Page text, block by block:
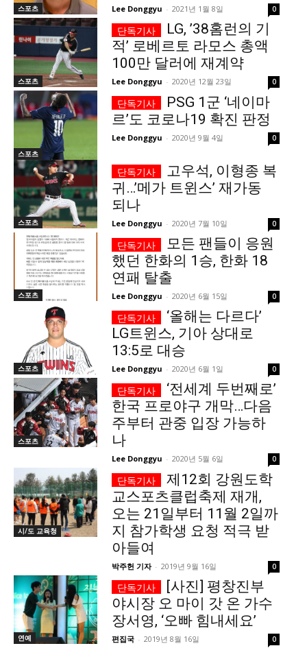
당신이 어느 지점에 서 있든, 수완뉴스는 곁에 있습니다
스포츠 Lee Donggyu - 2021년 1월 8일 0
스포츠
LG, ’38홈런의 기
적’ 로베르토 라모스 총액
100만 달러에 재계약
Lee Donggyu - 2020년 12월 23일 0
스포츠
PSG 1군 ‘네이마
르’도 코로나19 확진 판정
Lee Donggyu - 2020년 9월 4일 0
스포츠
고우석, 이형종 복
귀…’메가 트윈스’ 재가동
되나
Lee Donggyu - 2020년 7월 10일 0
스포츠
모든 팬들이 응원
했던 한화의 1승, 한화 18
연패 탈출
Lee Donggyu - 2020년 6월 15일 0
스포츠
‘올해는 다르다’
LG트윈스, 기아 상대로
13:5로 대승
Lee Donggyu - 2020년 6월 1일 0
스포츠
‘전세계 두번째로’
한국 프로야구 개막…다음
주부터 관중 입장 가능하
나
Lee Donggyu - 2020년 5월 6일 0
시/도 교육청
제12회 강원도학
교스포츠클럽축제 재개,
오는 21일부터 11월 2일까
지 참가학생 요청 적극 받
아들여
박주헌 기자 - 2019년 9월 16일 0
연예
[사진] 평창진부
야시장 오 마이 갓 온 가수
장서영, ‘오빠 힘내세요’
편집국 - 2019년 8월 16일 0